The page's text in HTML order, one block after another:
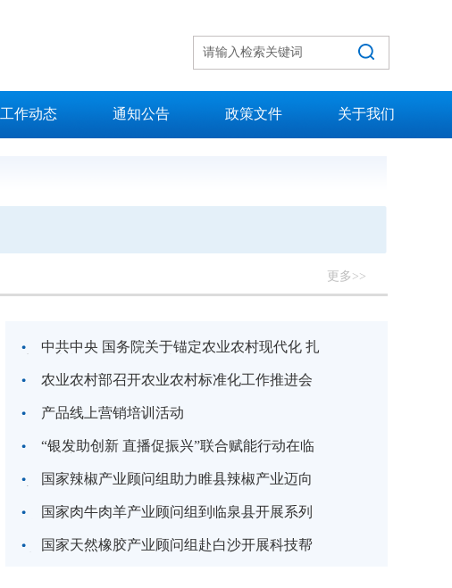
工作动态 通知公告 政策文件 关于我们
更多>>
中共中央 国务院关于锚定农业农村现代化 扎
农业农村部召开农业农村标准化工作推进会
产品线上营销培训活动
“银发助创新 直播促振兴”联合赋能行动在临
国家辣椒产业顾问组助力睢县辣椒产业迈向
国家肉牛肉羊产业顾问组到临泉县开展系列
国家天然橡胶产业顾问组赴白沙开展科技帮